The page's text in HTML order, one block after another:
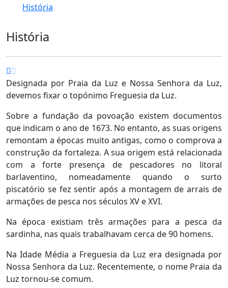
História
História
Designada por Praia da Luz e Nossa Senhora da Luz,
devemos fixar o topónimo Freguesia da Luz.
Sobre a fundação da povoação existem documentos
que indicam o ano de 1673. No entanto, as suas origens
remontam a épocas muito antigas, como o comprova a
construção da fortaleza. A sua origem está relacionada
com a forte presença de pescadores no litoral
barlaventino, nomeadamente quando o surto
piscatório se fez sentir após a montagem de arrais de
armações de pesca nos séculos XV e XVI.
Na época existiam três armações para a pesca da
sardinha, nas quais trabalhavam cerca de 90 homens.
Na Idade Média a Freguesia da Luz era designada por
Nossa Senhora da Luz. Recentemente, o nome Praia da
Luz tornou-se comum.